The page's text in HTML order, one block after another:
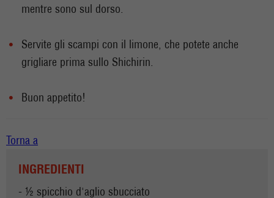
mentre sono sul dorso.
Servite gli scampi con il limone, che potete anche
grigliare prima sullo Shichirin.
Buon appetito!
Torna a
INGREDIENTI
- ½ spicchio d'aglio sbucciato